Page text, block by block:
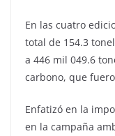
En las cuatro
total de 154.3
a 446 mil 049.6
carbono, que
Enfatizó en la
en la campaña